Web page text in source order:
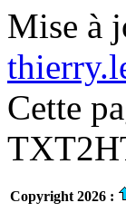
Mise à
Cette
Copyright 2026 :